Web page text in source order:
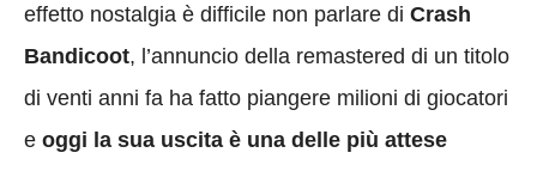
effetto nostalgia è difficile non parlare di Crash
Bandicoot, l’annuncio della remastered di un titolo
di venti anni fa ha fatto piangere milioni di giocatori
e oggi la sua uscita è una delle più attese